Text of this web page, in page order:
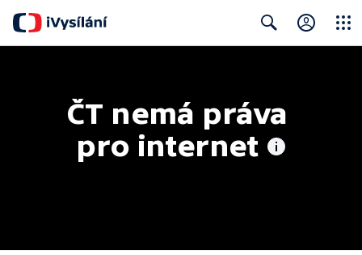
ČT nemá práva
pro internet